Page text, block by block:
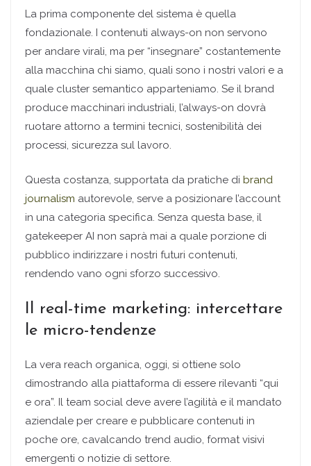
La prima componente del sistema è quella
fondazionale. I contenuti always-on non servono
per andare virali, ma per “insegnare” costantemente
alla macchina chi siamo, quali sono i nostri valori e a
quale cluster semantico apparteniamo. Se il brand
produce macchinari industriali, l’always-on dovrà
ruotare attorno a termini tecnici, sostenibilità dei
processi, sicurezza sul lavoro.
Questa costanza, supportata da pratiche di brand
journalism autorevole, serve a posizionare l’account
in una categoria specifica. Senza questa base, il
gatekeeper AI non saprà mai a quale porzione di
pubblico indirizzare i nostri futuri contenuti,
rendendo vano ogni sforzo successivo.
Il real-time marketing: intercettare
le micro-tendenze
La vera reach organica, oggi, si ottiene solo
dimostrando alla piattaforma di essere rilevanti “qui
e ora”. Il team social deve avere l’agilità e il mandato
aziendale per creare e pubblicare contenuti in
poche ore, cavalcando trend audio, format visivi
emergenti o notizie di settore.